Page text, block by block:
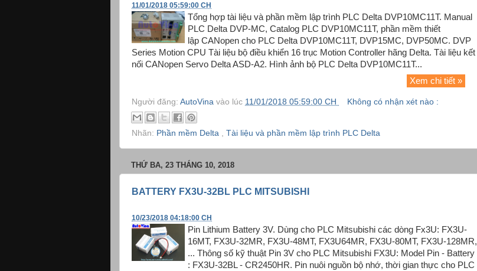
11/01/2018 05:59:00 CH
Tổng hợp tài liệu và phần mềm lập trình PLC Delta DVP10MC11T. Manual
PLC Delta DVP-MC, Catalog PLC DVP10MC11T, phần mềm thiết
lập CANopen cho PLC Delta DVP10MC11T, DVP15MC, DVP50MC. DVP
Series Motion CPU Tài liệu bộ điều khiển 16 trục Motion Controller hãng Delta. Tài liệu kết
nối CANopen Servo Delta ASD-A2. Hình ảnh bộ PLC Delta DVP10MC11T...
Xem chi tiết »
Người đăng: AutoVina vào lúc 11/01/2018 05:59:00 CH Không có nhận xét nào :
Nhãn: Phần mềm Delta , Tài liệu và phần mềm lập trình PLC Delta
THỨ BA, 23 THÁNG 10, 2018
BATTERY FX3U-32BL PLC MITSUBISHI
10/23/2018 04:18:00 CH
Pin Lithium Battery 3V. Dùng cho PLC Mitsubishi các dòng Fx3U: FX3U-
16MT, FX3U-32MR, FX3U-48MT, FX3U64MR, FX3U-80MT, FX3U-128MR,
... Thông số kỹ thuật Pin 3V cho PLC Mitsubishi FX3U: Model Pin - Battery
: FX3U-32BL - CR2450HR. Pin nuôi nguồn bộ nhớ, thời gian thực cho PLC